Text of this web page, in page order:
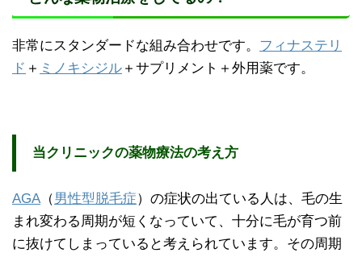
非常にスタンダードな組み合わせです。 フィナステリ
ド ＋ ミノキシジル ＋サプリメント＋外用薬です。
当クリニックの薬物療法の考え方
AGA （男性型脱毛症）の症状の出ている人は、毛の生
まれ変わる周期が短くなっていて、十分に毛が育つ前
に抜けてしまっていると考えられています。その周期